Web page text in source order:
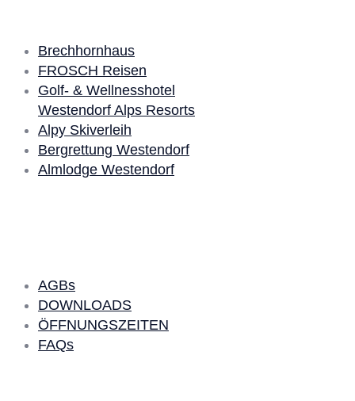
Brechhornhaus
FROSCH Reisen
Golf- & Wellnesshotel
Westendorf Alps Resorts
Alpy Skiverleih
Bergrettung Westendorf
Almlodge Westendorf
AGBs
DOWNLOADS
ÖFFNUNGSZEITEN
FAQs